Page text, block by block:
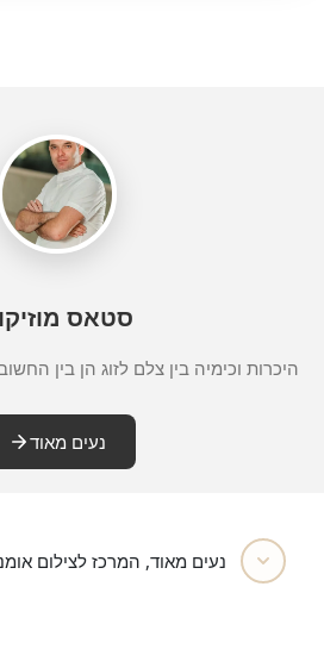
צילום יום הולדת
צילומי משפחה
חתונות וחינות
תדמית ועסקים
סטאס
היכרות וכימיה בין צלם לזוג הן בין
נעים מאוד
נעים מאוד, המרכז לצילום